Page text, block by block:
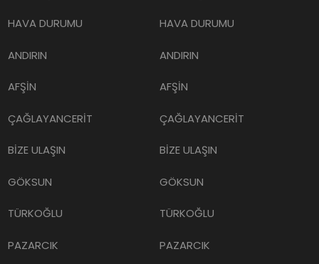
HAVA DURUMU
ANDIRIN
AFŞİN
ÇAĞLAYANCERİT
BİZE ULAŞIN
GÖKSUN
TÜRKOĞLU
PAZARCIK
HAVA DURUMU
ANDIRIN
AFŞİN
ÇAĞLAYANCERİT
BİZE ULAŞIN
GÖKSUN
TÜRKOĞLU
PAZARCIK